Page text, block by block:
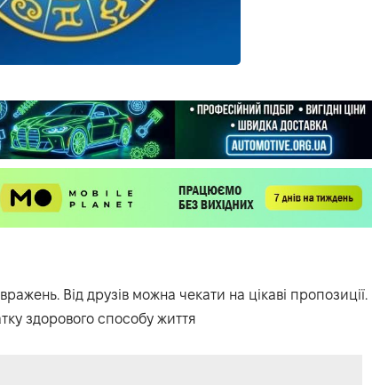
Від друзів можна чекати на цікаві пропозиції.
здорового способу життя